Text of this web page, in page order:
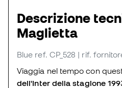
Descrizione
Maglietta
Blue ref. CP_528 | rif.
Viaggia nel tempo con
dell'Inter della stagione